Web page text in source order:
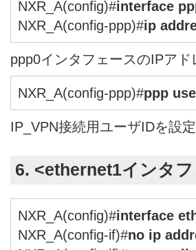
NXR_A(config)#interface
NXR_A(config-ppp)#ip
ppp0インタフェースのIPア
NXR_A(config-ppp)#ppp
IP_VPN接続用ユーザIDを設定
6. <ethernet1インタ
NXR_A(config)#interface
NXR_A(config-if)#no ip